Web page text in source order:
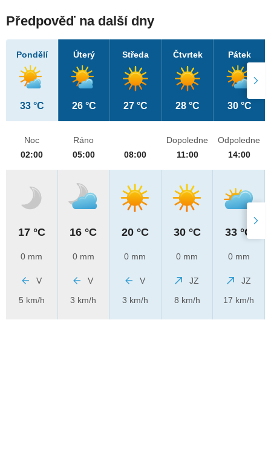
Předpověď na další dny
Pondělí
33 °C
Úterý
26 °C
Středa
27 °C
Čtvrtek
28 °C
Pátek
30 °C
Noc
02:00
17 °C
0 mm
V
5 km/h
Ráno
05:00
16 °C
0 mm
V
3 km/h
08:00
20 °C
0 mm
V
3 km/h
Dopoledne
11:00
30 °C
0 mm
JZ
8 km/h
Odpoledne
14:00
33 °C
0 mm
JZ
17 km/h